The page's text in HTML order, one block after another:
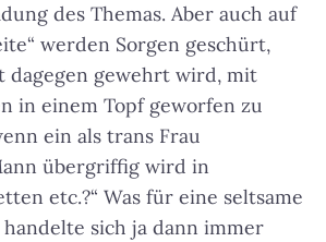
des Themas. Aber auch auf
werden Sorgen geschürt,
dagegen gewehrt wird, mit
in einem Topf geworfen zu
ein als trans Frau
übergriffig wird in
etc.?“ Was für eine seltsame
handelte sich ja dann immer